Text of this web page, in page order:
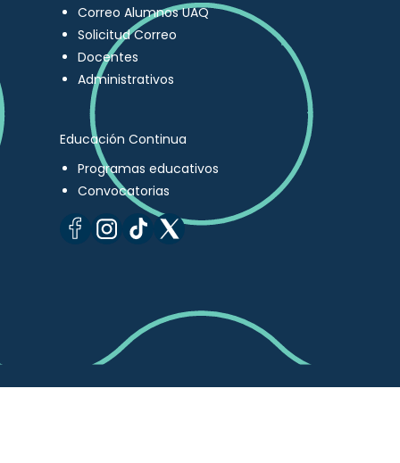
Correo Alumnos UAQ
Solicitud Correo
Docentes
Administrativos
Educación Continua
Programas educativos
Convocatorias